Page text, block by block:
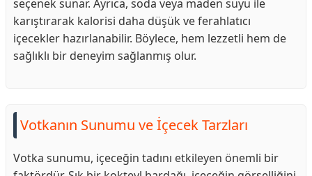
seçenek sunar. Ayrıca, soda veya maden suyu ile
karıştırarak kalorisi daha düşük ve ferahlatıcı
içecekler hazırlanabilir. Böylece, hem lezzetli hem de
sağlıklı bir deneyim sağlanmış olur.
Votkanın Sunumu ve İçecek Tarzları
Votka sunumu, içeceğin tadını etkileyen önemli bir